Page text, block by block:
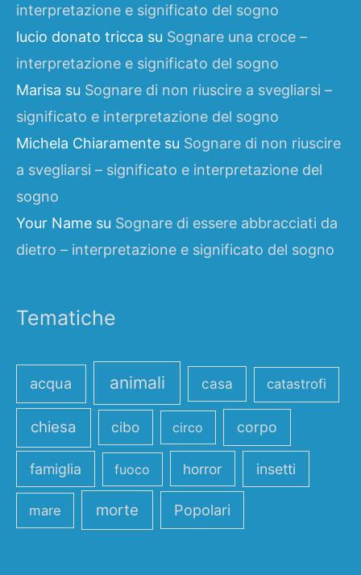
interpretazione e significato del sogno
lucio donato tricca su Sognare una croce –
interpretazione e significato del sogno
Marisa su Sognare di non riuscire a svegliarsi –
significato e interpretazione del sogno
Michela Chiaramente su Sognare di non riuscire
a svegliarsi – significato e interpretazione del
sogno
Your Name su Sognare di essere abbracciati da
dietro – interpretazione e significato del sogno
Tematiche
acqua animali casa catastrofi
chiesa cibo circo corpo
famiglia fuoco horror insetti
mare morte Popolari